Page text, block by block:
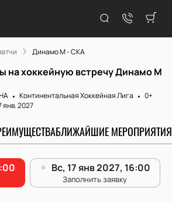
Динамо М - СКА
на хоккейную встречу Динамо М
Континентальная Хоккейная Лига
0+
янв. 2027
БЛИЖАЙШИЕ МЕРОПРИЯТИЯ